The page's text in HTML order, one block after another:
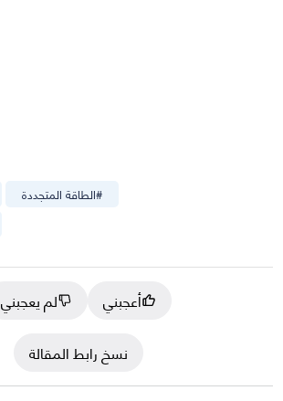
#الطاقة المتجددة
أعجبني
لم يعجبني
نسخ رابط المقالة